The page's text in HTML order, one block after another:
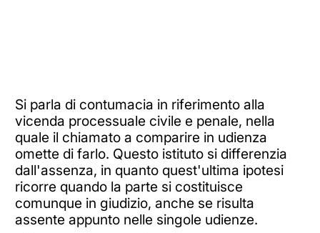
Si parla di contumacia in riferimento alla
vicenda processuale civile e penale, nella
quale il chiamato a comparire in udienza
omette di farlo. Questo istituto si differenzia
dall'assenza, in quanto quest'ultima ipotesi
ricorre quando la parte si costituisce
comunque in giudizio, anche se risulta
assente appunto nelle singole udienze.